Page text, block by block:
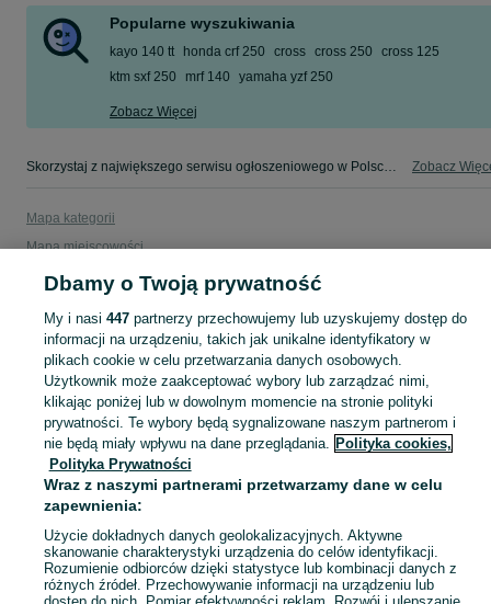
Popularne wyszukiwania
kayo 140 tt honda crf 250 cross cross 250
cross 125
ktm sxf 250
mrf 140 yamaha yzf 250
Zobacz Więcej
Skorzystaj z największego serwisu ogłoszeniowego w Polsce. Kupuj to, czego pragniesz i sprzedawaj to, czego już nie potrzebujesz w kategorii Cross! Zobacz
Mapa kategorii
Mapa miejscowości
Mapa ministron
Dbamy o Twoją prywatność
My i nasi 447partnerzy przechowujemy lub uzyskujemy dostęp do
informacji na urządzeniu, takich jak unikalne identyfikatory w
plikach cookie w celu przetwarzania danych osobowych.
Użytkownik może zaakceptować wybory lub zarządzać nimi,
klikając poniżej lub w dowolnym momencie na stronie polityki
prywatności. Te wybory będą sygnalizowane naszym partnerom i
nie będą miały wpływu na dane przeglądania. Polityka cookies,
Polityka Prywatności
Wraz z naszymi partnerami przetwarzamy dane w celu
zapewnienia:
Użycie dokładnych danych geolokalizacyjnych. Aktywne
skanowanie charakterystyki urządzenia do celów identyfikacji.
Rozumienie odbiorców dzięki statystyce lub kombinacji danych z
różnych źródeł. Przechowywanie informacji na urządzeniu lub